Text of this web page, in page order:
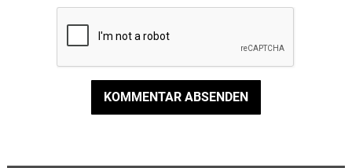
KOMMENTAR ABSENDEN